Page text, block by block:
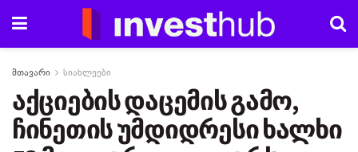
მთავარი სიახლეები
აქციების დაცემის გამო,
ჩინეთის უმდიდრესი ხალხი